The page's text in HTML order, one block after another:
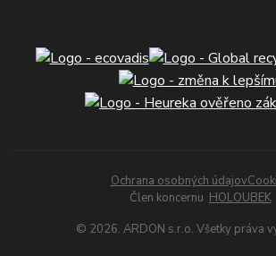
Ochrana osobných údajov
Člen koncernu HOLOUBEK
© 2026. ARDON s.r.o. Všetky práva